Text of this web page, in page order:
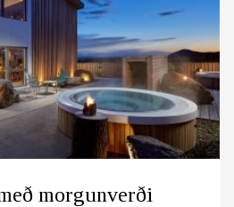
morgunverði